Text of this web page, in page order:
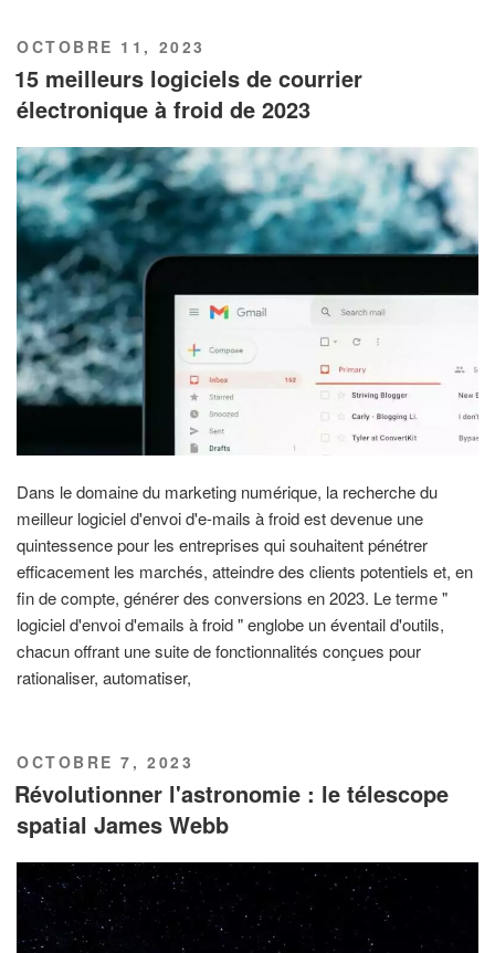
PUBLIÉ
LE
OCTOBRE 11, 2023
15 meilleurs logiciels de courrier
électronique à froid de 2023
Dans le domaine du marketing numérique, la recherche du
meilleur logiciel d'envoi d'e-mails à froid est devenue une
quintessence pour les entreprises qui souhaitent pénétrer
efficacement les marchés, atteindre des clients potentiels et, en
fin de compte, générer des conversions en 2023. Le terme "
logiciel d'envoi d'emails à froid " englobe un éventail d'outils,
chacun offrant une suite de fonctionnalités conçues pour
rationaliser, automatiser,
PUBLIÉ
LE
OCTOBRE 7, 2023
Révolutionner l'astronomie : le télescope
spatial James Webb